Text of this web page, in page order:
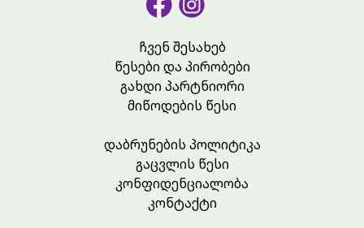
ჩვენ შესახებ
წესები და პირობები
გახდი პარტნიორი
მიწოდების წესი
დაბრუნების პოლიტიკა
გაცვლის წესი
კონფიდენციალობა
კონტაქტი